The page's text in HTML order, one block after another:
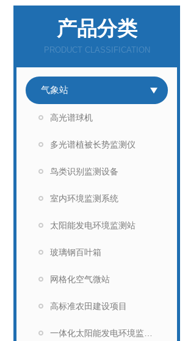
产品分类
PRODUCT CLASSIFICATION
气象站
高光谱球机
多光谱植被长势监测仪
鸟类识别监测设备
室内环境监测系统
太阳能发电环境监测站
玻璃钢百叶箱
网格化空气微站
高标准农田建设项目